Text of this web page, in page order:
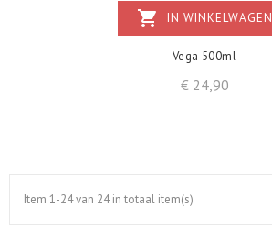
shopping_cart IN WINKELWAGEN
Vega 500ml
€ 24,90Prijs
Item 1-24 van 24 in totaal item(s)